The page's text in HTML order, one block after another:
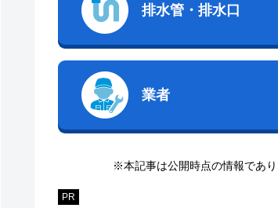
排水管・排水口
業者
※本記事は公開時点の情報であ
PR